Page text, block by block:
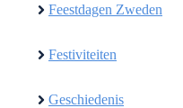
Feestdagen Zweden
Festiviteiten
Geschiedenis